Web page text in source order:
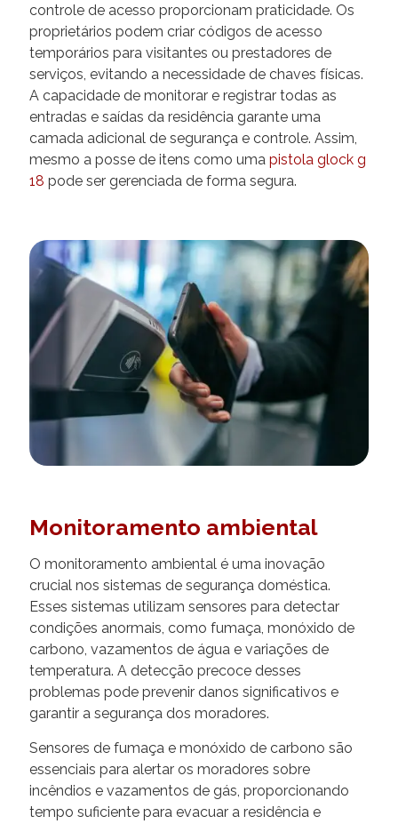
controle de acesso proporcionam praticidade. Os
proprietários podem criar códigos de acesso
temporários para visitantes ou prestadores de
serviços, evitando a necessidade de chaves físicas.
A capacidade de monitorar e registrar todas as
entradas e saídas da residência garante uma
camada adicional de segurança e controle. Assim,
mesmo a posse de itens como uma pistola glock g
18 pode ser gerenciada de forma segura.
Monitoramento ambiental
O monitoramento ambiental é uma inovação
crucial nos sistemas de segurança doméstica.
Esses sistemas utilizam sensores para detectar
condições anormais, como fumaça, monóxido de
carbono, vazamentos de água e variações de
temperatura. A detecção precoce desses
problemas pode prevenir danos significativos e
garantir a segurança dos moradores.
Sensores de fumaça e monóxido de carbono são
essenciais para alertar os moradores sobre
incêndios e vazamentos de gás, proporcionando
tempo suficiente para evacuar a residência e